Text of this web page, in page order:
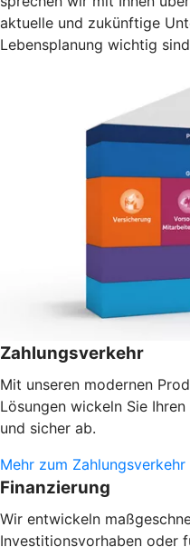
aktuelle und zukünftige
Lebensplanung wichtig
Zahlungsverkehr
Mit unseren modernen
Lösungen wickeln Sie
und sicher ab.
Mehr zum Zahlungsverkehr
Finanzierung
Wir entwickeln
Investitionsvorhaben oder